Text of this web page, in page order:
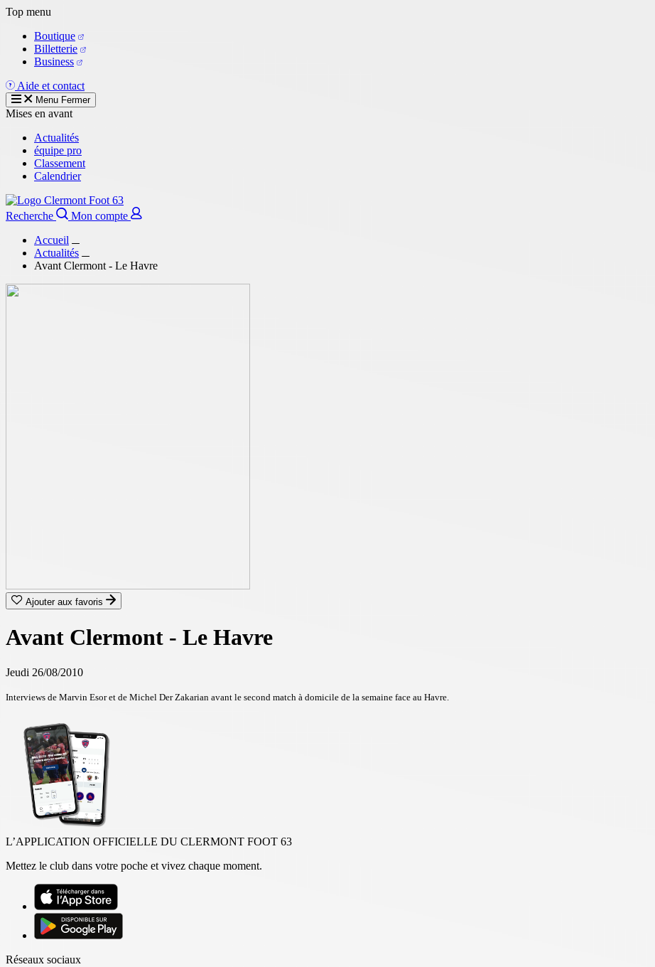
Aller
contenu
principal
Top menu
Boutique
Billetterie
Business
Aide et contact
Menu Fermer
Mises en avant
Actualités
équipe pro
Classement
Calendrier
Recherche
Mon compte
Accueil
Actualités
Avant Clermont - Le Havre
Ajouter aux favoris
Avant Clermont - Le Havre
Jeudi 26/08/2010
Interviews de Marvin Esor et de Michel Der Zakarian avant le second match à domicile de la semaine face au Havre.
L’APPLICATION OFFICIELLE DU CLERMONT FOOT 63
Mettez le club dans votre poche et vivez chaque moment.
Réseaux sociaux